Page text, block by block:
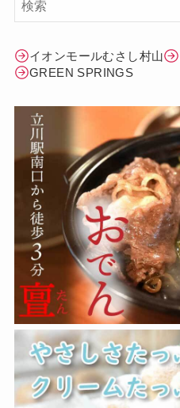
イオンモールむさし村山
GREEN SPRINGS